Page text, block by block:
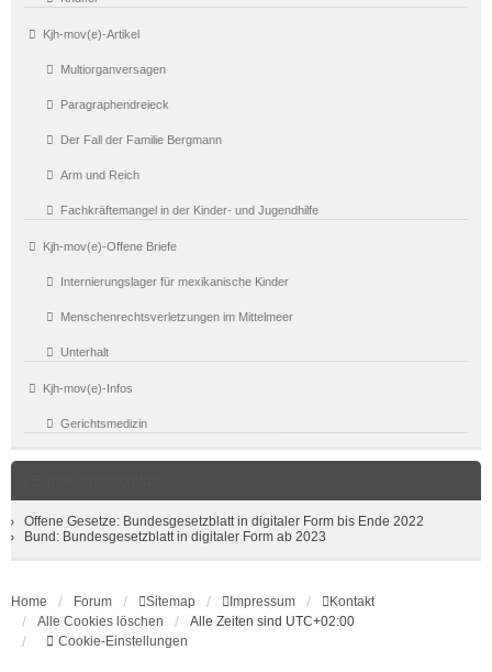
Kjh-mov(e)-Artikel
Multiorganversagen
Paragraphendreieck
Der Fall der Familie Bergmann
Arm und Reich
Fachkräftemangel in der Kinder- und Jugendhilfe
Kjh-mov(e)-Offene Briefe
Internierungslager für mexikanische Kinder
Menschenrechtsverletzungen im Mittelmeer
Unterhalt
Kjh-mov(e)-Infos
Gerichtsmedizin
Offene Gesetze: Bundesgesetzblatt in digitaler Form bis Ende 2022
Bund: Bundesgesetzblatt in digitaler Form ab 2023
Home Forum Sitemap Impressum
Kontakt
Alle Cookies löschen
Alle Zeiten sind UTC+02:00
Cookie-Einstellungen